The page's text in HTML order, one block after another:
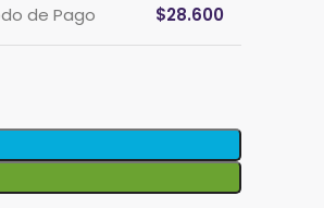
de Pago $28.600